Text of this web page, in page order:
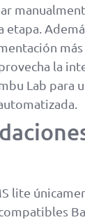
la
Lab para
lite